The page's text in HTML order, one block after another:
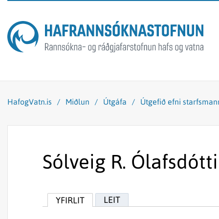
HafogVatn.is / Miðlun / Útgáfa / Útgefið efni
Sólveig R.
YFIRLIT LEIT